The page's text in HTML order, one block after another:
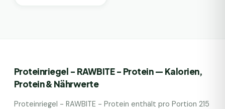
Proteinriegel - RAWBITE - Protein— Kalorien,
Protein & Nährwerte
Proteinriegel - RAWBITE - Protein enthält pro Portion 215